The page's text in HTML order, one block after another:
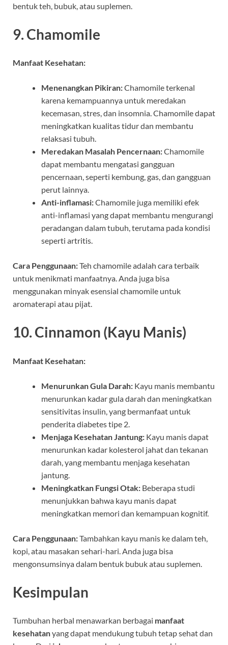
bentuk teh, bubuk, atau suplemen.
9.Chamomile
Manfaat Kesehatan:
Menenangkan Pikiran:Chamomile terkenal
karena kemampuannya untuk meredakan
kecemasan, stres, dan insomnia. Chamomile dapat
meningkatkan kualitas tidur dan membantu
relaksasi tubuh.
Meredakan Masalah Pencernaan:Chamomile
dapat membantu mengatasi gangguan
pencernaan, seperti kembung, gas, dan gangguan
perut lainnya.
Anti-inflamasi:Chamomile juga memiliki efek
anti-inflamasi yang dapat membantu mengurangi
peradangan dalam tubuh, terutama pada kondisi
seperti artritis.
Cara Penggunaan:Teh chamomile adalah cara terbaik
untuk menikmati manfaatnya. Anda juga bisa
menggunakan minyak esensial chamomile untuk
aromaterapi atau pijat.
10.Cinnamon (Kayu Manis)
Manfaat Kesehatan:
Menurunkan Gula Darah: Kayu manis membantu
menurunkan kadar gula darah dan meningkatkan
sensitivitas insulin, yang bermanfaat untuk
penderita diabetes tipe 2.
Menjaga Kesehatan Jantung: Kayu manis dapat
menurunkan kadar kolesterol jahat dan tekanan
darah, yang membantu menjaga kesehatan
jantung.
Meningkatkan Fungsi Otak: Beberapa studi
menunjukkan bahwa kayu manis dapat
meningkatkan memori dan kemampuan kognitif.
Cara Penggunaan:Tambahkan kayu manis ke dalam teh,
kopi, atau masakan sehari-hari. Anda juga bisa
mengonsumsinya dalam bentuk bubuk atau suplemen.
Kesimpulan
Tumbuhan herbal menawarkan berbagai manfaat
kesehatanyang dapat mendukung tubuh tetap sehat dan